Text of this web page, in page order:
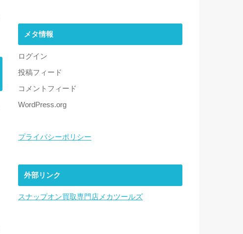
メタ情報
ログイン
投稿フィード
コメントフィード
WordPress.org
プライバシーポリシー
外部リンク
スナップオン買取専門店メカツールズ